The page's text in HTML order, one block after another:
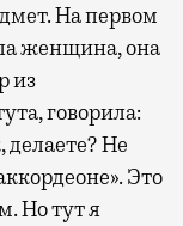
На первом
женщина, она
из
говорила:
делаете? Не
Это
Но тут я